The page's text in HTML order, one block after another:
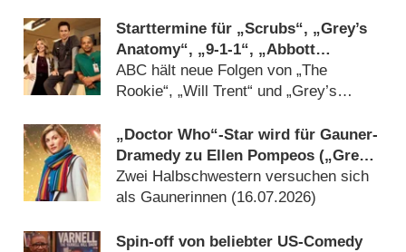
Starttermine für „Scrubs“, „Grey’s
Anatomy“, „9-1-1“, „Abbott
Elementary“ und mehr verkündet
ABC hält neue Folgen von „The
Rookie“, „Will Trent“ und „Grey’s
(28.07.2026)
„Doctor Who“-Star wird für Gauner-
Dramedy zu Ellen Pompeos („Grey’s
Anatomy“) Serienschwester
Zwei Halbschwestern versuchen sich
als Gaunerinnen (16.07.2026)
Spin-off von beliebter US-Comedy